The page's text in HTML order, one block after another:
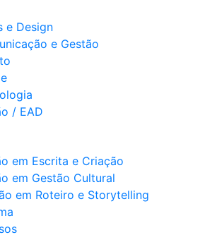
e Design
e Gestão
/ EAD
em Escrita e Criação
em Gestão Cultural
em Roteiro e Storytelling